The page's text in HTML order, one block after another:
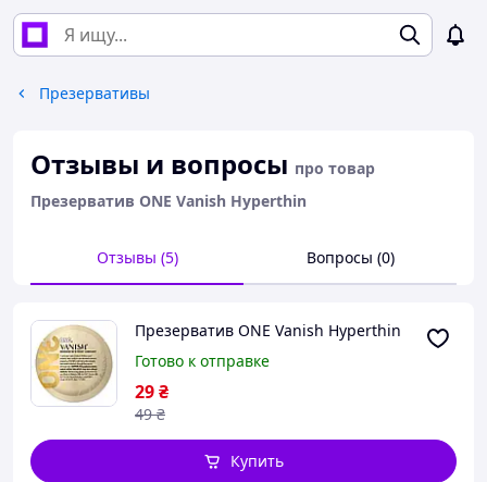
Презервативы
Отзывы и вопросы про товар
Презерватив ONE Vanish Hyperthin
Отзывы (5) Вопросы (0)
Презерватив ONE Vanish Hyperthin
Готово к отправке
29₴
49 ₴
Купить